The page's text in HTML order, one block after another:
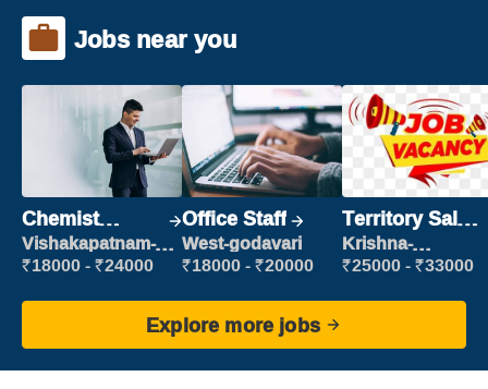
Jobs near you
Chemist
Production
Executive
Vishakapatnam-
new
₹18000 - ₹24000
Office Staff
West-godavari
₹18000 - ₹20000
Territory Sales
Manager
Krishna-
vijayawada
₹25000 - ₹33000
Explore more jobs